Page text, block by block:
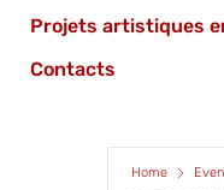
Projets artistiques
Contacts
Home